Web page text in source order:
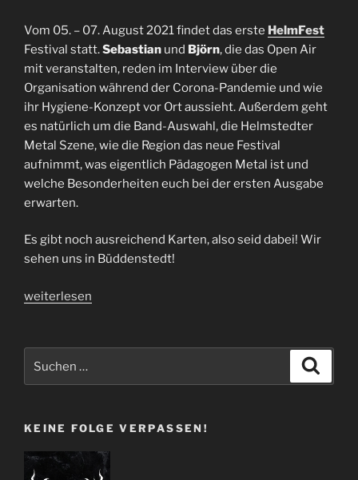
Vom 05. – 07. August 2021 findet das erste HelmFest
Festival statt.Sebastian und Björn, die das Open Air
mit veranstalten, reden im Interview über die
Organisation während der Corona-Pandemie und wie
ihr Hygiene-Konzept vor Ort aussieht. Außerdem geht
es natürlich um die Band-Auswahl, die Helmstedter
Metal Szene, wie die Region das neue Festival
aufnimmt, was eigentlich Pädagogen Metal ist und
welche Besonderheiten euch bei der ersten Ausgabe
erwarten.
Es gibt noch ausreichend Karten, also seid dabei! Wir
sehen uns in Büddenstedt!
„Interview
Sebastian
weiterlesen
KEINE FOLGE VERPASSEN!